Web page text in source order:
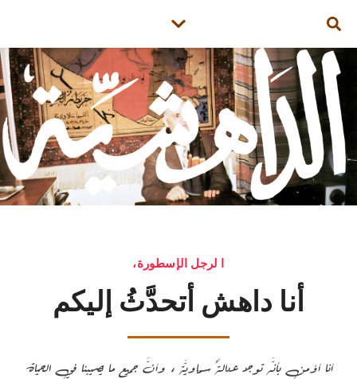
،ا لرجل الإسطورة
أنا داهش أتحدَّثُ إليكم
أنا أؤمن بأنَّه توجد عدالةٌ سماويَّة ، وأنَّ جميع ما يصيبنا في الحياة